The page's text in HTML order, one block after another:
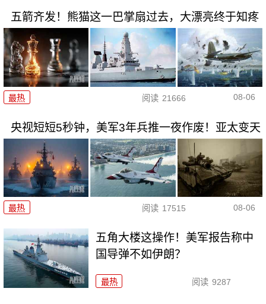
五箭齐发！熊猫这一巴掌扇过去，大漂亮终于知疼
最热 阅读 21666 08-06
央视短短5秒钟，美军3年兵推一夜作废！亚太变天
最热 阅读 17515 08-06
五角大楼这操作！美军报告称中
国导弹不如伊朗？
最热 阅读 9287